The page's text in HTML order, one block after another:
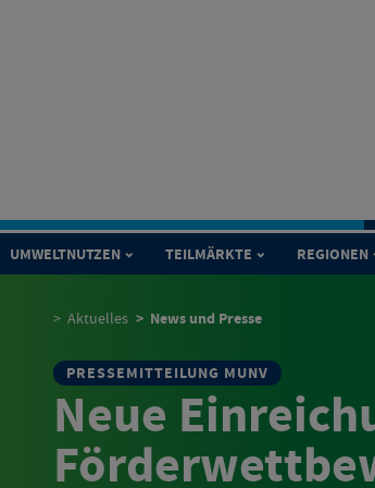
UMWELTNUTZEN TEILMÄRKTE REGIONEN
Aktuelles News und Presse
PRESSEMITTEILUNG MUNV
Neue